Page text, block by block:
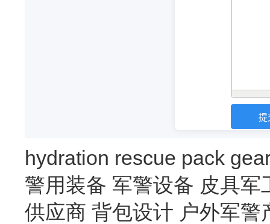
hydration rescue pack
警用装备 军警设备 皮具军
供应商 背包设计 户外军警